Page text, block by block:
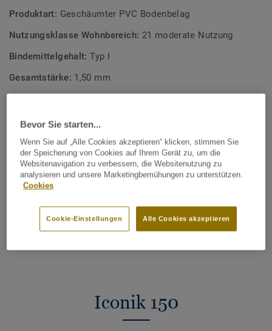
Produktart: Geschäumter PVC Bodenbelag
Nutzungsklasse Wohnbereich: 21 moderate Nutzung
Bindemittelgehalt:Typ I
Gesamtstärke: 1,50 mm
Gesamter CO2 Fußabdruck (Recycling)
1.96 kg CO 2/m2
CO2 FUSSABDRUCK BERECHNEN
Händler finden
Iconik 150
Bevor Sie starten...
Wenn Sie auf „Alle Cookies akzeptieren“ klicken, stimmen Sie
der Speicherung von Cookies auf Ihrem Gerät zu, um die
Websitenavigation zu verbessern, die Websitenutzung zu
analysieren und unsere Marketingbemühungen zu unterstützen.
Cookies
Alle Cookies akzeptieren
Cookie-Einstellungen